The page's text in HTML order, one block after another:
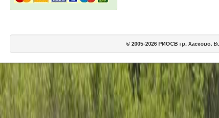
© 2005-2026 РИОСВ гр. Хасково.